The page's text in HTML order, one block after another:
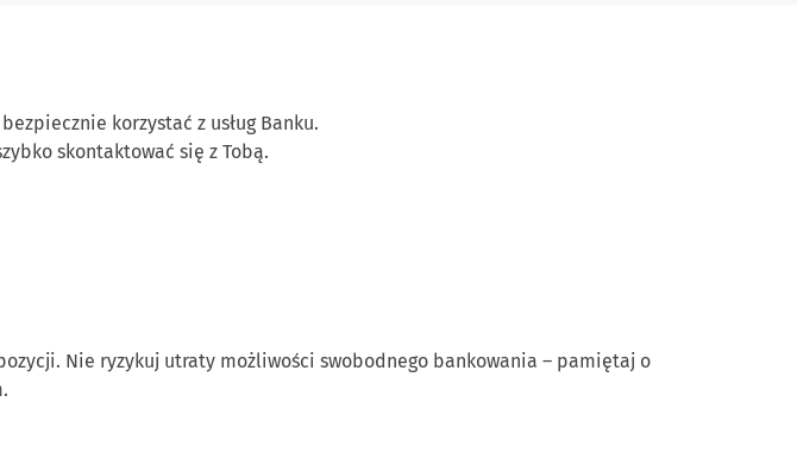
korzystać z usług Banku.
skontaktować się z Tobą.
Nie ryzykuj utraty możliwości swobodnego bankowania – pamiętaj o